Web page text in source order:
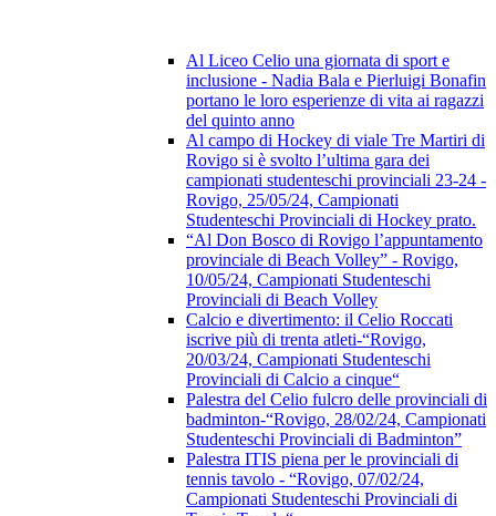
Al Liceo Celio una giornata di sport e
inclusione - Nadia Bala e Pierluigi Bonafin
portano le loro esperienze di vita ai ragazzi
del quinto anno
Al campo di Hockey di viale Tre Martiri di
Rovigo si è svolto l’ultima gara dei
campionati studenteschi provinciali 23-24 -
Rovigo, 25/05/24, Campionati
Studenteschi Provinciali di Hockey prato.
“Al Don Bosco di Rovigo l’appuntamento
provinciale di Beach Volley” - Rovigo,
10/05/24, Campionati Studenteschi
Provinciali di Beach Volley
Calcio e divertimento: il Celio Roccati
iscrive più di trenta atleti-“Rovigo,
20/03/24, Campionati Studenteschi
Provinciali di Calcio a cinque“
Palestra del Celio fulcro delle provinciali di
badminton-“Rovigo, 28/02/24, Campionati
Studenteschi Provinciali di Badminton”
Palestra ITIS piena per le provinciali di
tennis tavolo - “Rovigo, 07/02/24,
Campionati Studenteschi Provinciali di